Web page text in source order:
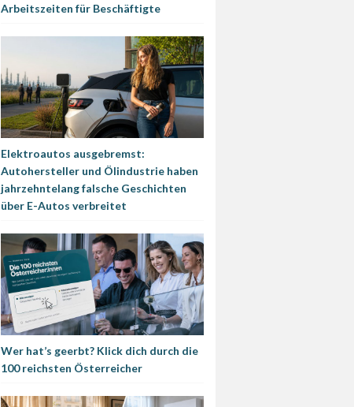
Arbeitszeiten für Beschäftigte
Elektroautos ausgebremst:
Autohersteller und Ölindustrie haben
jahrzehntelang falsche Geschichten
über E-Autos verbreitet
Wer hat’s geerbt? Klick dich durch die
100 reichsten Österreicher